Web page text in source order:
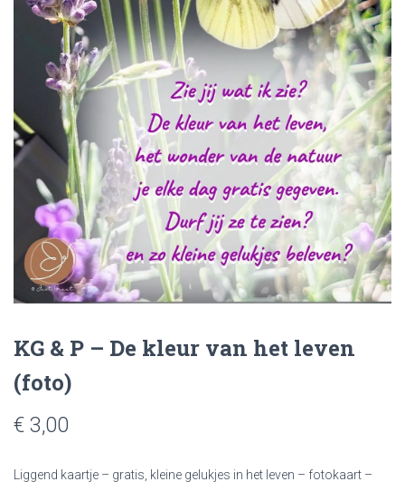
KG & P – De kleur van het leven
(foto)
€ 3,00
Liggend kaartje – gratis, kleine gelukjes in het leven – fotokaart –